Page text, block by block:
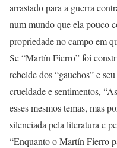
arrastado para a guerra
num mundo que ela pouco
propriedade no campo em
Se “Martín Fierro” foi
rebelde dos “gauchos” e
crueldade e sentimentos,
esses mesmos temas, mas
silenciada pela literatura e
“Enquanto o Martín Fierro